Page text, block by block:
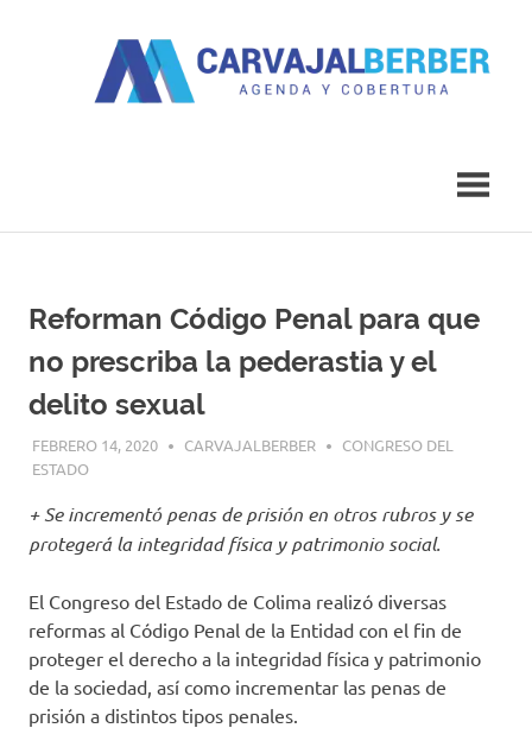
Reforman Código Penal para que
no prescriba la pederastia y el
delito sexual
FEBRERO 14, 2020 CARVAJALBERBER
CONGRESO DEL
ESTADO
+ Se incrementó penas de prisión en otros rubros y se
protegerá la integridad física y patrimonio social.
El Congreso del Estado de Colima realizó diversas
reformas al Código Penal de la Entidad con el fin de
proteger el derecho a la integridad física y patrimonio
de la sociedad, así como incrementar las penas de
prisión a distintos tipos penales.